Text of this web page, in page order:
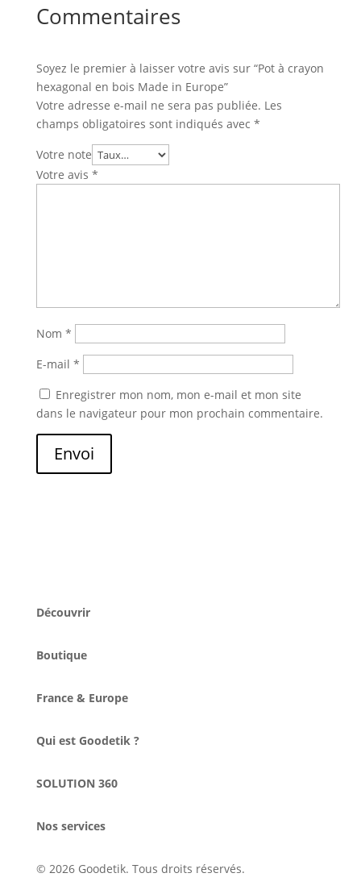
Commentaires
Soyez le premier à laisser votre avis sur “Pot à crayon
hexagonal en bois Made in Europe”
Votre adresse e-mail ne sera pas publiée. Les
champs obligatoires sont indiqués avec *
Votre note
Votre avis *
Nom *
E-mail *
Enregistrer mon nom, mon e-mail et mon site
dans le navigateur pour mon prochain commentaire.
Envoi
Découvrir
Boutique
France & Europe
Qui est Goodetik ?
SOLUTION 360
Nos services
© 2026 Goodetik. Tous droits réservés.